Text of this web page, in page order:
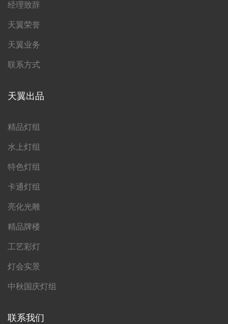
经理致辞
天翼荣誉
天翼业务
联系方式
天翼出品
精品灯组
水上灯组
特色灯组
卡通灯组
亮化光雕
精品牌楼
工艺彩灯
灯会实景
中秋国庆灯组
联系我们